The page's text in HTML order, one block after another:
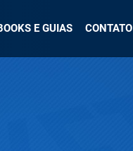
E GUIAS CONTATO